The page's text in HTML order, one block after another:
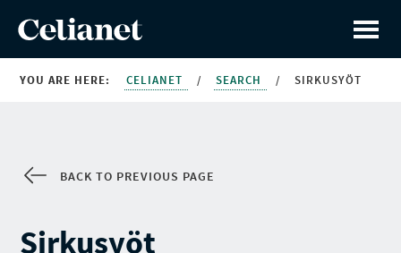
YOU ARE HERE: CELIANET / SEARCH / SIRKUSYÖT
BACK TO PREVIOUS PAGE
Sirkusyöt